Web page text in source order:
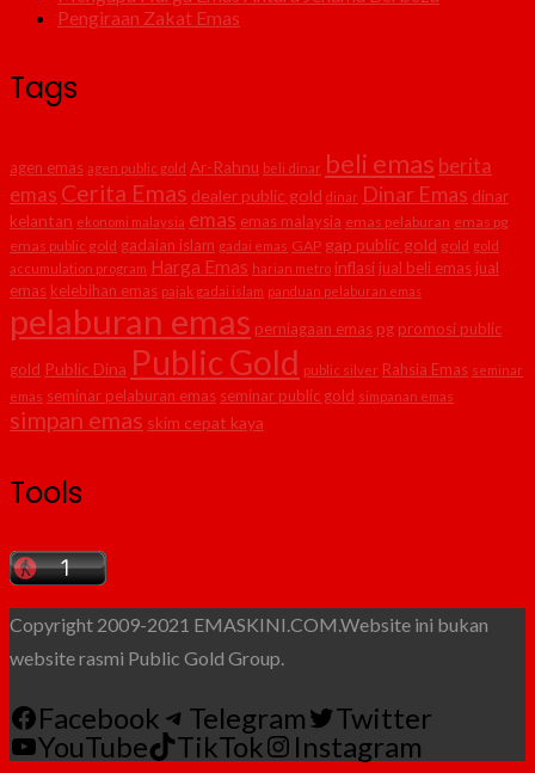
Pengiraan Zakat Emas
Tags
agen emas agen public gold Ar-Rahnu beli dinar beli emas berita
emas Cerita Emas dealer public gold dinar Dinar Emas dinar
kelantan ekonomi malaysia emas emas malaysia emas pelaburan emas pg
emas public gold gadaian islam gadai emas GAP gap public gold gold gold
accumulation program Harga Emas harian metro inflasi jual beli emas jual
emas kelebihan emas pajak gadai islam panduan pelaburan emas
pelaburan emas perniagaan emas pg promosi public
gold Public Dina Public Gold public silver Rahsia Emas seminar
emas seminar pelaburan emas seminar public gold simpanan emas
simpan emas skim cepat kaya
Tools
Copyright 2009-2021 EMASKINI.COM.Website ini bukan
website rasmi Public Gold Group.
Facebook Telegram
Twitter
YouTube
TikTok Instagram